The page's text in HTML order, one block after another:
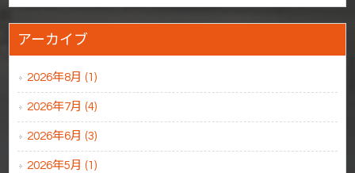
アーカイブ
2026年8月 (1)
2026年7月 (4)
2026年6月 (3)
2026年5月 (1)